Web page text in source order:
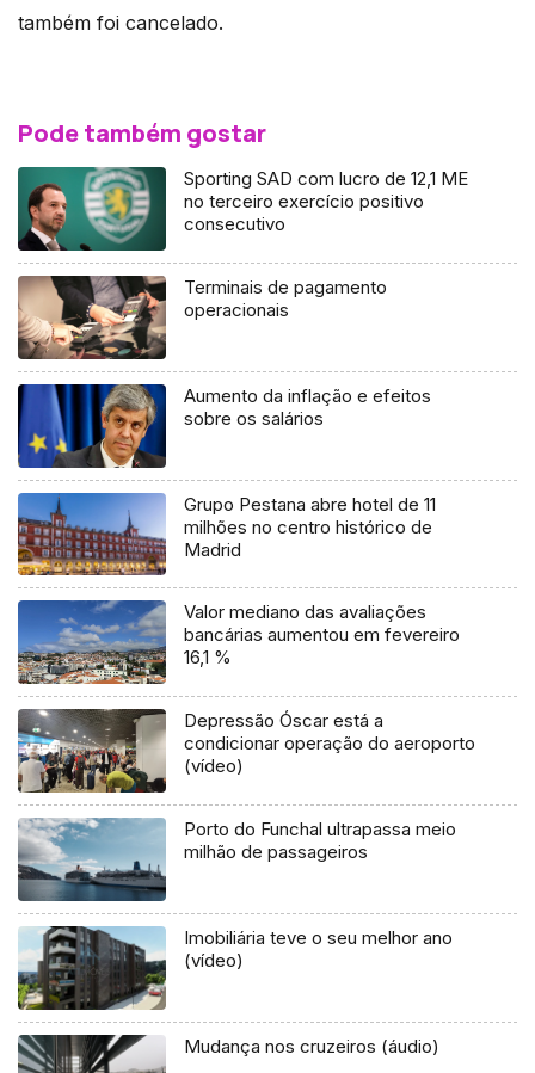
também foi cancelado.
Pode também gostar
Sporting SAD com lucro de 12,1 ME
no terceiro exercício positivo
consecutivo
Terminais de pagamento
operacionais
Aumento da inflação e efeitos
sobre os salários
Grupo Pestana abre hotel de 11
milhões no centro histórico de
Madrid
Valor mediano das avaliações
bancárias aumentou em fevereiro
16,1 %
Depressão Óscar está a
condicionar operação do aeroporto
(vídeo)
Porto do Funchal ultrapassa meio
milhão de passageiros
Imobiliária teve o seu melhor ano
(vídeo)
Mudança nos cruzeiros (áudio)